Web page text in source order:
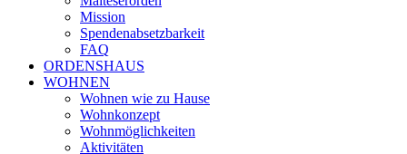
Mission
Spendenabsetzbarkeit
FAQ
ORDENSHAUS
WOHNEN
Wohnen wie zu Hause
Wohnkonzept
Wohnmöglichkeiten
Aktivitäten